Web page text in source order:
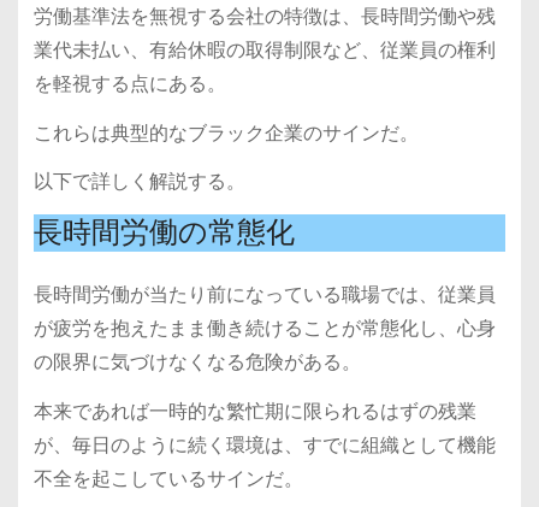
労働基準法を無視する会社の特徴は、長時間労働や残
業代未払い、有給休暇の取得制限など、従業員の権利
を軽視する点にある。
これらは典型的なブラック企業のサインだ。
以下で詳しく解説する。
長時間労働の常態化
長時間労働が当たり前になっている職場では、従業員
が疲労を抱えたまま働き続けることが常態化し、心身
の限界に気づけなくなる危険がある。
本来であれば一時的な繁忙期に限られるはずの残業
が、毎日のように続く環境は、すでに組織として機能
不全を起こしているサインだ。